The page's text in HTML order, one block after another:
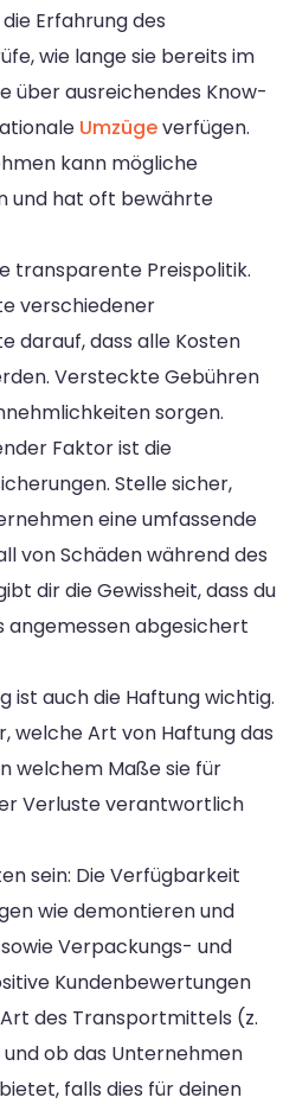
Erfahrung des
wie lange sie bereits im
über ausreichendes Know-
Umzügeverfügen.
kann mögliche
und hat oft bewährte
transparente Preispolitik.
verschiedener
darauf, dass alle Kosten
Versteckte Gebühren
sorgen.
Faktor ist die
Stelle sicher,
eine umfassende
von Schäden während des
dir die Gewissheit, dass du
angemessen abgesichert
ist auch die Haftung wichtig.
welche Art von Haftung das
welchem Maße sie für
Verluste verantwortlich
sein: Die Verfügbarkeit
wie demontieren und
Verpackungs- und
Kundenbewertungen
des Transportmittels (z.
und ob das Unternehmen
falls dies für deinen